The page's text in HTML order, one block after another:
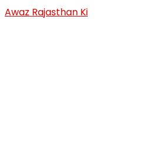
Skip
to
Awaz Rajasthan Ki